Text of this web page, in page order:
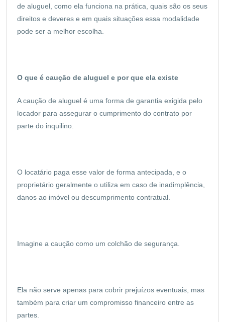
de aluguel, como ela funciona na prática, quais são os seus
direitos e deveres e em quais situações essa modalidade
pode ser a melhor escolha.
O que é caução de aluguel e por que ela existe
A caução de aluguel é uma forma de garantia exigida pelo
locador para assegurar o cumprimento do contrato por
parte do inquilino.
O locatário paga esse valor de forma antecipada, e o
proprietário geralmente o utiliza em caso de inadimplência,
danos ao imóvel ou descumprimento contratual.
Imagine a caução como um colchão de segurança.
Ela não serve apenas para cobrir prejuízos eventuais, mas
também para criar um compromisso financeiro entre as
partes.